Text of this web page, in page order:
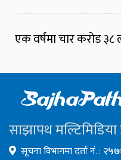
एक वर्षमा चार करोड ३८
साझापथ मल्टिमिडिया
सूचना विभागमा दर्ता नं. :